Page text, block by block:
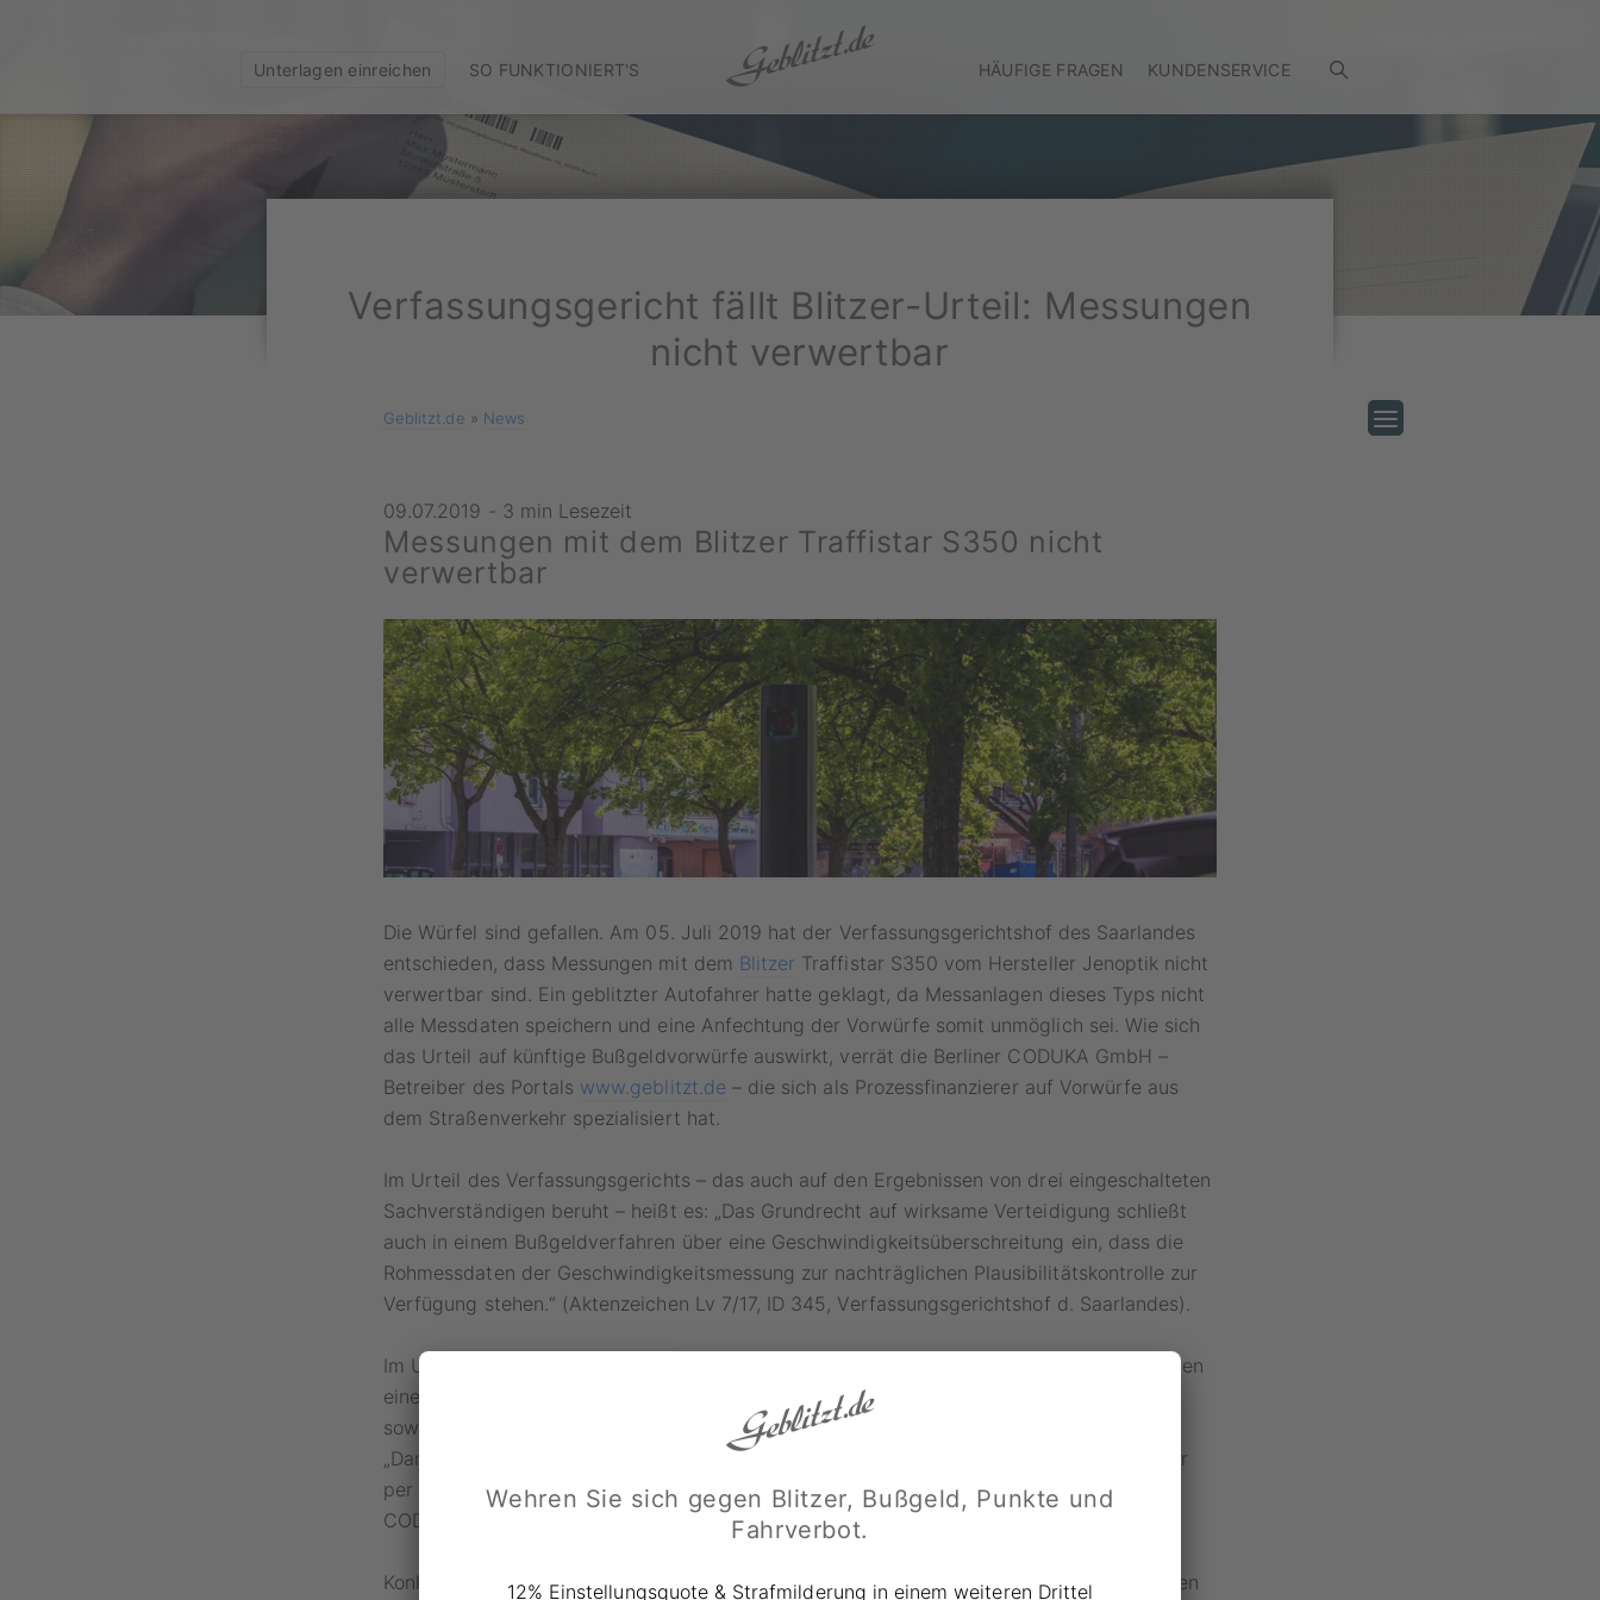
Unterlagen einreichen SO FUNKTIONIERT'S HÄUFIGE FRAGEN KUNDENSERVICE
Verfassungsgericht fällt Blitzer-Urteil: Messungen
nicht verwertbar
Geblitzt.de » News
09.07.2019 - 3 min Lesezeit
Messungen mit dem Blitzer Traffistar S350 nicht
verwertbar
Die Würfel sind gefallen. Am 05. Juli 2019 hat der Verfassungsgerichtshof des Saarlandes
entschieden, dass Messungen mit dem Blitzer Traffistar S350 vom Hersteller Jenoptik nicht
verwertbar sind. Ein geblitzter Autofahrer hatte geklagt, da Messanlagen dieses Typs nicht
alle Messdaten speichern und eine Anfechtung der Vorwürfe somit unmöglich sei. Wie sich
das Urteil auf künftige Bußgeldvorwürfe auswirkt, verrät die Berliner CODUKA GmbH –
Betreiber des Portals www.geblitzt.de – die sich als Prozessfinanzierer auf Vorwürfe aus
dem Straßenverkehr spezialisiert hat.
Im Urteil des Verfassungsgerichts – das auch auf den Ergebnissen von drei eingeschalteten
Sachverständigen beruht – heißt es: „Das Grundrecht auf wirksame Verteidigung schließt
auch in einem Bußgeldverfahren über eine Geschwindigkeitsüberschreitung ein, dass die
Rohmessdaten der Geschwindigkeitsmessung zur nachträglichen Plausibilitätskontrolle zur
Verfügung stehen.“ (Aktenzeichen Lv 7/17, ID 345, Verfassungsgerichtshof d. Saarlandes).
Im Urteil weist das
darauf hin, dass die Ergebnisse standardisierter Messverfahren
einer gerichtlichen Verhandlung und Entscheidung zugrunde zu legen sind, solange und
soweit keine substantiierten (konkreten) Einwände gegen ihre Validität erhoben werden.
„Damit haben standardisierten Messverfahren weiterhin Bestand, können aber nicht mehr
per Definition als fehlerfrei betrachtet werden“, so Jan Ginhold, Geschäftsführer der
CODUKA.
Konkrete Anhaltspunkte für fehlende Plausibilität der gemessenen Geschwindigkeit können
Wehren Sie sich gegen Blitzer, Bußgeld, Punkte und
Fahrverbot.
12% Einstellungsquote & Strafmilderung in einem weiteren Drittel